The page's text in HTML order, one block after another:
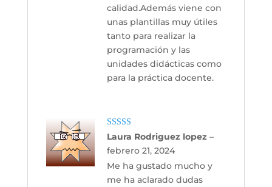
calidad.Además viene con
unas plantillas muy útiles
tanto para realizar la
programación y las
unidades didácticas como
para la práctica docente.
Valorado con
5de 5
Laura Rodriguez lopez –
febrero 21, 2024
Me ha gustado mucho y
me ha aclarado dudas